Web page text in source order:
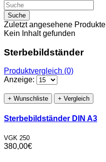
Suche
Zuletzt angesehene Produkte
Kein Inhalt gefunden
Sterbebildständer
Produktvergleich (0)
Anzeige:
+ Wunschliste + Vergleich
Sterbebildständer DIN A3
VGK 250
380,00€